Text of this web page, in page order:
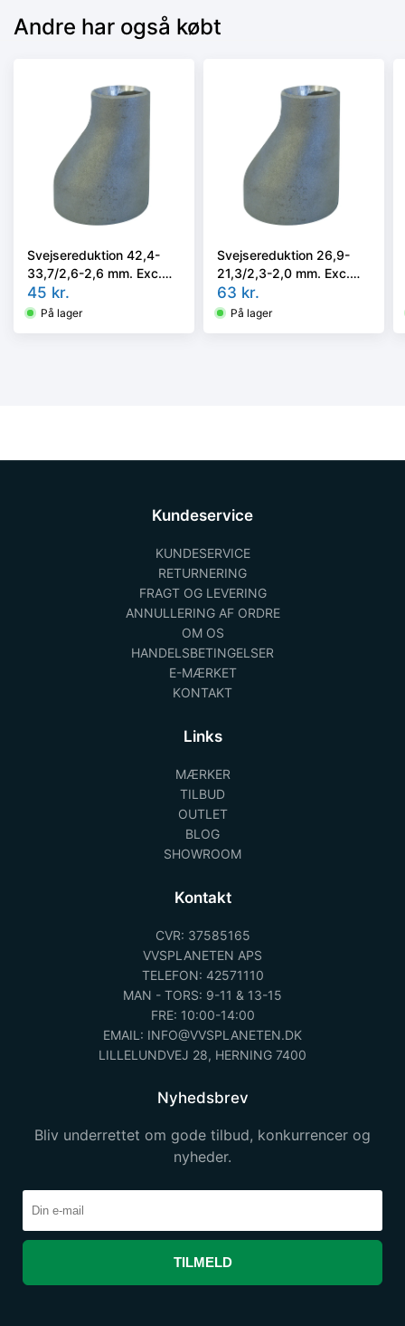
Andre har også købt
Svejsereduktion 42,4-
33,7/2,6-2,6 mm. Exc.
Kval. P235GH, EN 10253-
2/rk2 type A
45 kr.
På lager
Svejsereduktion 26,9-
21,3/2,3-2,0 mm. Exc.
Kval. P235GH, EN 10253-
2/rk2 type A
63 kr.
På lager
Kundeservice
KUNDESERVICE
RETURNERING
FRAGT OG LEVERING
ANNULLERING AF ORDRE
OM OS
HANDELSBETINGELSER
E-MÆRKET
KONTAKT
Links
MÆRKER
TILBUD
OUTLET
BLOG
SHOWROOM
Kontakt
CVR: 37585165
VVSPLANETEN APS
TELEFON: 42571110
MAN - TORS: 9-11 & 13-15
FRE: 10:00-14:00
EMAIL: INFO@VVSPLANETEN.DK
LILLELUNDVEJ 28, HERNING 7400
Nyhedsbrev
Bliv underrettet om gode tilbud, konkurrencer og
nyheder.
TILMELD